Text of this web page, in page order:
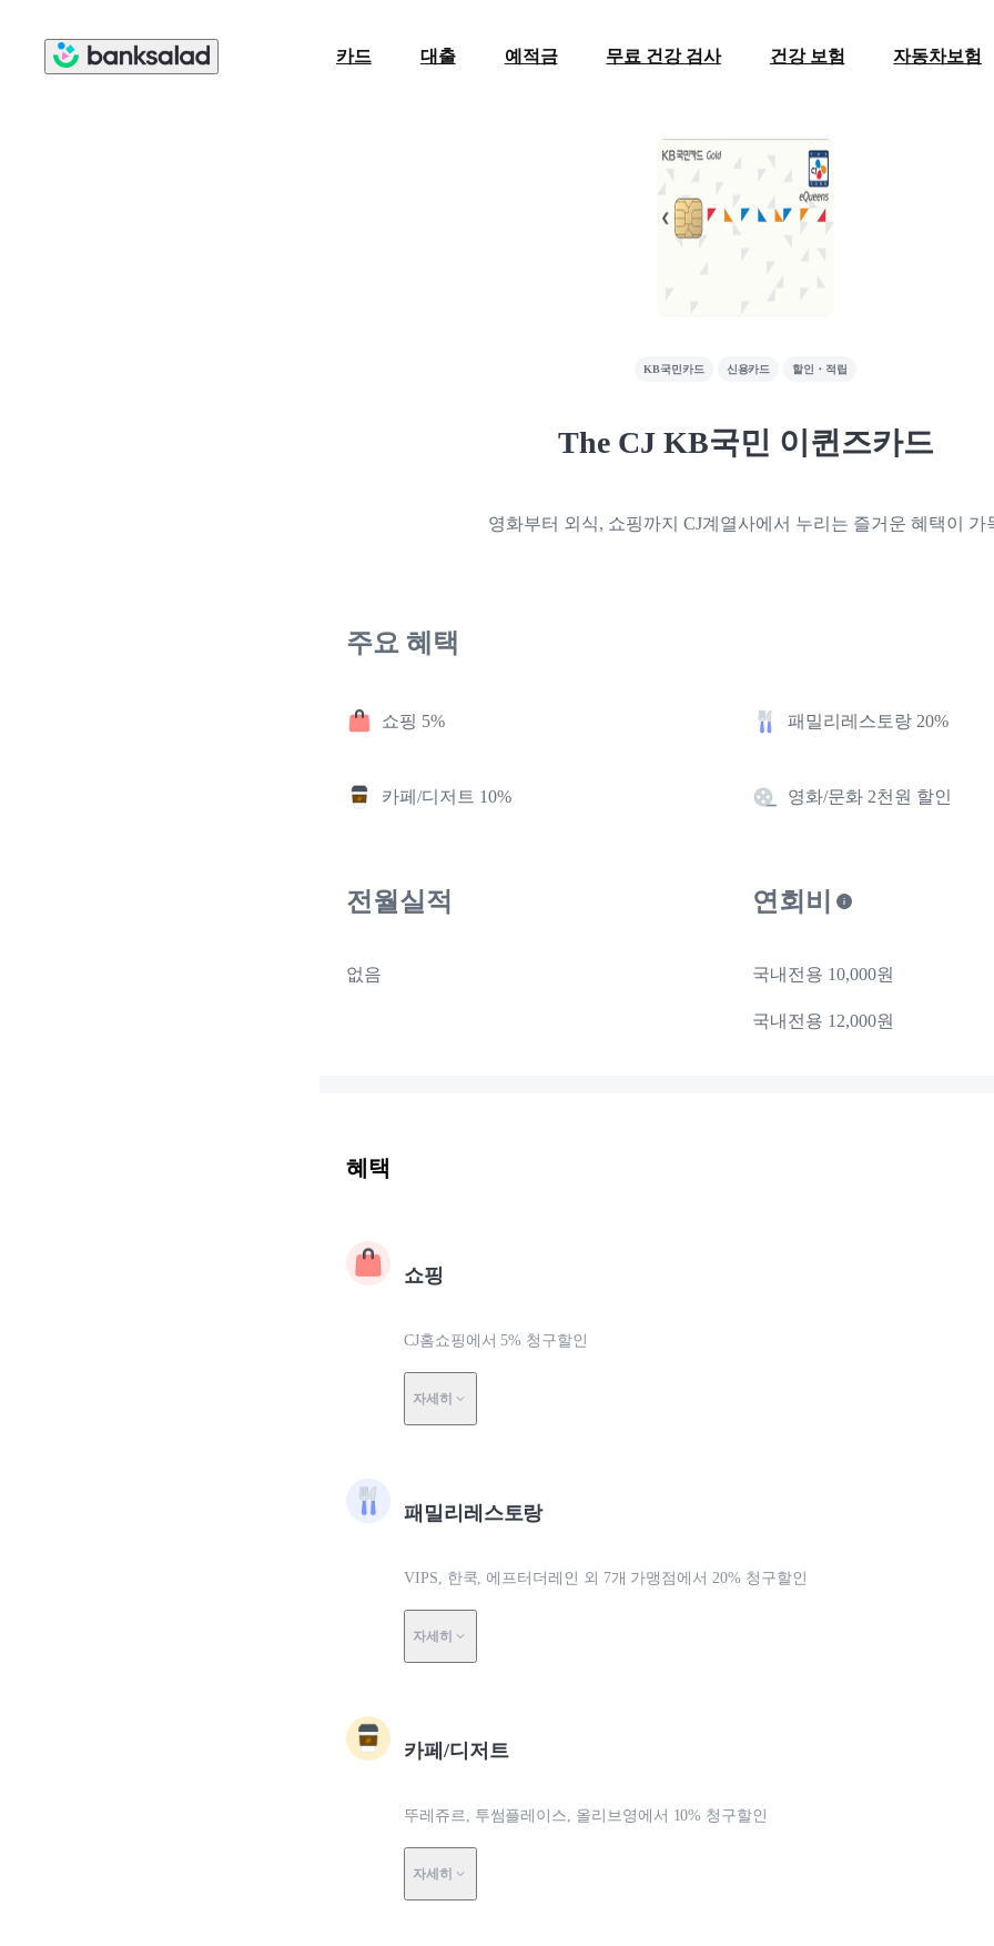
카드 대출 예적금 무료 건강 검사 건강 보험 자동차보험
KB국민카드 신용카드 할인・적립
The CJ KB국민 이퀸즈카드
영화부터 외식, 쇼핑까지 CJ계열사에서 누리는 즐거운 혜택이 가
주요 혜택
쇼핑 5% 패밀리레스토랑 20%
카페/디저트 10% 영화/문화 2천원 할인
전월실적
없음
연회비
국내전용 10,000원
국내전용 12,000원
혜택
쇼핑
CJ홈쇼핑에서 5% 청구할인
자세히
패밀리레스토랑
VIPS, 한쿡, 에프터더레인 외 7개 가맹점에서 20% 청구할인
자세히
카페/디저트
뚜레쥬르, 투썸플레이스, 올리브영에서 10% 청구할인
자세히